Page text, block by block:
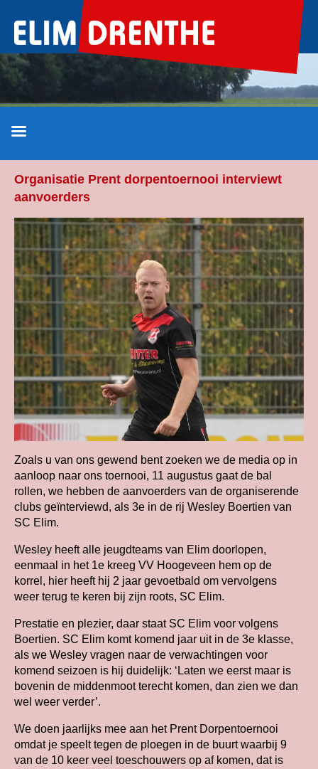
naar
inhoud
Organisatie Prent dorpentoernooi interviewt
aanvoerders
Zoals u van ons gewend bent zoeken we de media op in
aanloop naar ons toernooi, 11 augustus gaat de bal
rollen, we hebben de aanvoerders van de organiserende
clubs geïnterviewd, als 3e in de rij Wesley Boertien van
SC Elim.
Wesley heeft alle jeugdteams van Elim doorlopen,
eenmaal in het 1e kreeg VV Hoogeveen hem op de
korrel, hier heeft hij 2 jaar gevoetbald om vervolgens
weer terug te keren bij zijn roots, SC Elim.
Prestatie en plezier, daar staat SC Elim voor volgens
Boertien. SC Elim komt komend jaar uit in de 3e klasse,
als we Wesley vragen naar de verwachtingen voor
komend seizoen is hij duidelijk: ‘Laten we eerst maar is
bovenin de middenmoot terecht komen, dan zien we dan
wel weer verder’.
We doen jaarlijks mee aan het Prent Dorpentoernooi
omdat je speelt tegen de ploegen in de buurt waarbij 9
van de 10 keer veel toeschouwers op af komen, dat is